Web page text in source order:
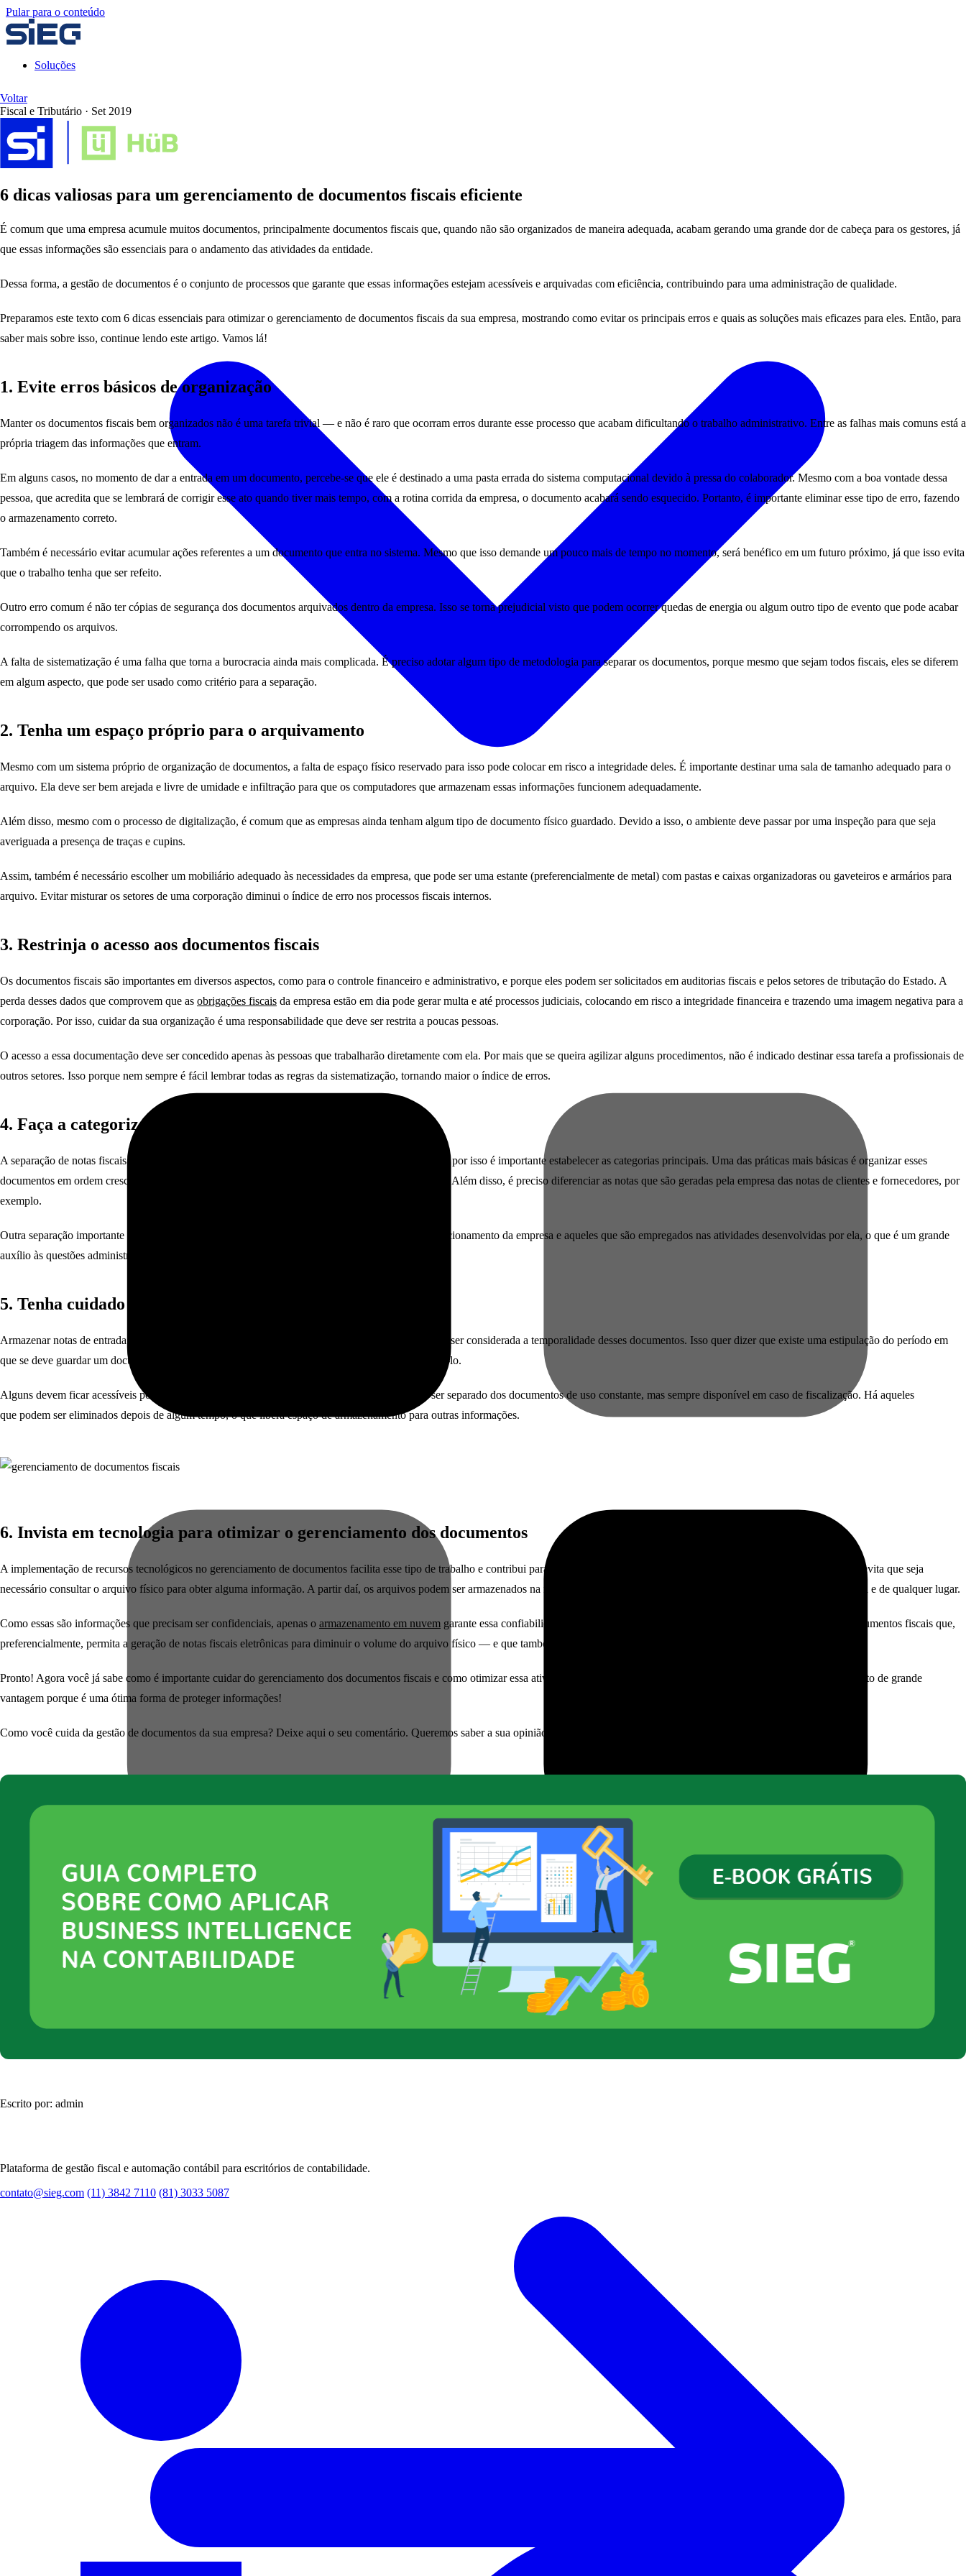
Pular para o conteúdo
Soluções
Ver demonstração
Voltar
Fiscal e Tributário · Set 2019
6 dicas valiosas para um gerenciamento de documentos fiscais eficiente
É comum que uma empresa acumule muitos documentos, principalmente documentos fiscais que, quando não são organizados de maneira adequada, acabam gerando uma grande dor de cabeça para os gestores, já
que essas informações são essenciais para o andamento das atividades da entidade.
Dessa forma, a gestão de documentos é o conjunto de processos que garante que essas informações estejam acessíveis e arquivadas com eficiência, contribuindo para uma administração de qualidade.
Preparamos este texto com 6 dicas essenciais para otimizar o gerenciamento de documentos fiscais da sua empresa, mostrando como evitar os principais erros e quais as soluções mais eficazes para eles. Então, para
saber mais sobre isso, continue lendo este artigo. Vamos lá!
1. Evite erros básicos de organização
Manter os documentos fiscais bem organizados não é uma tarefa trivial — e não é raro que ocorram erros durante esse processo que acabam dificultando o trabalho administrativo. Entre as falhas mais comuns está a
própria triagem das informações que entram.
Em alguns casos, no momento de dar a entrada em um documento, percebe-se que ele é destinado a uma pasta errada do sistema computacional devido à pressa do colaborador. Mesmo com a boa vontade dessa
pessoa, que acredita que se lembrará de corrigir esse ato quando tiver mais tempo, com a rotina corrida da empresa, o documento acabará sendo esquecido. Portanto, é importante eliminar esse tipo de erro, fazendo
o armazenamento correto.
Também é necessário evitar acumular ações referentes a um documento que entra no sistema. Mesmo que isso demande um pouco mais de tempo no momento, será benéfico em um futuro próximo, já que isso evita
que o trabalho tenha que ser refeito.
Outro erro comum é não ter cópias de segurança dos documentos arquivados dentro da empresa. Isso se torna prejudicial visto que podem ocorrer quedas de energia ou algum outro tipo de evento que pode acabar
corrompendo os arquivos.
A falta de sistematização é uma falha que torna a burocracia ainda mais complicada. É preciso adotar algum tipo de metodologia para separar os documentos, porque mesmo que sejam todos fiscais, eles se diferem
em algum aspecto, que pode ser usado como critério para a separação.
2. Tenha um espaço próprio para o arquivamento
Mesmo com um sistema próprio de organização de documentos, a falta de espaço físico reservado para isso pode colocar em risco a integridade deles. É importante destinar uma sala de tamanho adequado para o
arquivo. Ela deve ser bem arejada e livre de umidade e infiltração para que os computadores que armazenam essas informações funcionem adequadamente.
Além disso, mesmo com o processo de digitalização, é comum que as empresas ainda tenham algum tipo de documento físico guardado. Devido a isso, o ambiente deve passar por uma inspeção para que seja
averiguada a presença de traças e cupins.
Assim, também é necessário escolher um mobiliário adequado às necessidades da empresa, que pode ser uma estante (preferencialmente de metal) com pastas e caixas organizadoras ou gaveteiros e armários para
arquivo. Evitar misturar os setores de uma corporação diminui o índice de erro nos processos fiscais internos.
3. Restrinja o acesso aos documentos fiscais
Os documentos fiscais são importantes em diversos aspectos, como para o controle financeiro e administrativo, e porque eles podem ser solicitados em auditorias fiscais e pelos setores de tributação do Estado. A
perda desses dados que comprovem que as obrigações fiscais da empresa estão em dia pode gerar multa e até processos judiciais, colocando em risco a integridade financeira e trazendo uma imagem negativa para a
corporação. Por isso, cuidar da sua organização é uma responsabilidade que deve ser restrita a poucas pessoas.
O acesso a essa documentação deve ser concedido apenas às pessoas que trabalharão diretamente com ela. Por mais que se queira agilizar alguns procedimentos, não é indicado destinar essa tarefa a profissionais de
outros setores. Isso porque nem sempre é fácil lembrar todas as regras da sistematização, tornando maior o índice de erros.
4. Faça a categorização dos documentos
A separação de notas fiscais eletrônicas é um passo imprescindível para esse tipo de gerenciamento, por isso é importante estabelecer as categorias principais. Uma das práticas mais básicas é organizar esses
documentos em ordem crescente de data, o que torna a busca por uma nota específica mais simples. Além disso, é preciso diferenciar as notas que são geradas pela empresa das notas de clientes e fornecedores, por
exemplo.
Outra separação importante é a dos documentos fiscais referentes aos recursos utilizados para o funcionamento da empresa e aqueles que são empregados nas atividades desenvolvidas por ela, o que é um grande
auxílio às questões administrativas.
5. Tenha cuidado com a temporalidade
Armazenar notas de entrada e de saída é uma obrigação das empresas e, dentro desse aspecto, deve ser considerada a temporalidade desses documentos. Isso quer dizer que existe uma estipulação do período em
que se deve guardar um documento e qual a sua destinação quando não for mais necessário guardá-lo.
Alguns devem ficar acessíveis por alguns anos e depois destinados ao arquivo morto, que deve ser separado dos documentos de uso constante, mas sempre disponível em caso de fiscalização. Há aqueles
que podem ser eliminados depois de algum tempo, o que libera espaço de armazenamento para outras informações.
6. Invista em tecnologia para otimizar o gerenciamento dos documentos
A implementação de recursos tecnológicos no gerenciamento de documentos facilita esse tipo de trabalho e contribui para a organização. A digitalização dos papéis é o primeiro passo, porque evita que seja
necessário consultar o arquivo físico para obter alguma informação. A partir daí, os arquivos podem ser armazenados na nuvem, sendo possível acessá-los de todos os computadores da empresa e de qualquer lugar.
Como essas são informações que precisam ser confidenciais, apenas o armazenamento em nuvem garante essa confiabilidade. Assim, vale a pena investir em um
para proteção de documentos fiscais que,
preferencialmente, permita a geração de notas fiscais eletrônicas para diminuir o volume do arquivo físico — e que também faça o armazenamento em nuvem.
Pronto! Agora você já sabe como é importante cuidar do gerenciamento dos documentos fiscais e como otimizar essa atividade. Tenha em mente que a utilização da tecnologia é um investimento de grande
vantagem porque é uma ótima forma de proteger informações!
Como você cuida da gestão de documentos da sua empresa? Deixe aqui o seu comentário. Queremos saber a sua opinião sobre esse assunto!
Escrito por: admin
Plataforma de gestão fiscal e automação contábil para escritórios de contabilidade.
contato@sieg.com (11) 3842 7110 (81) 3033 5087